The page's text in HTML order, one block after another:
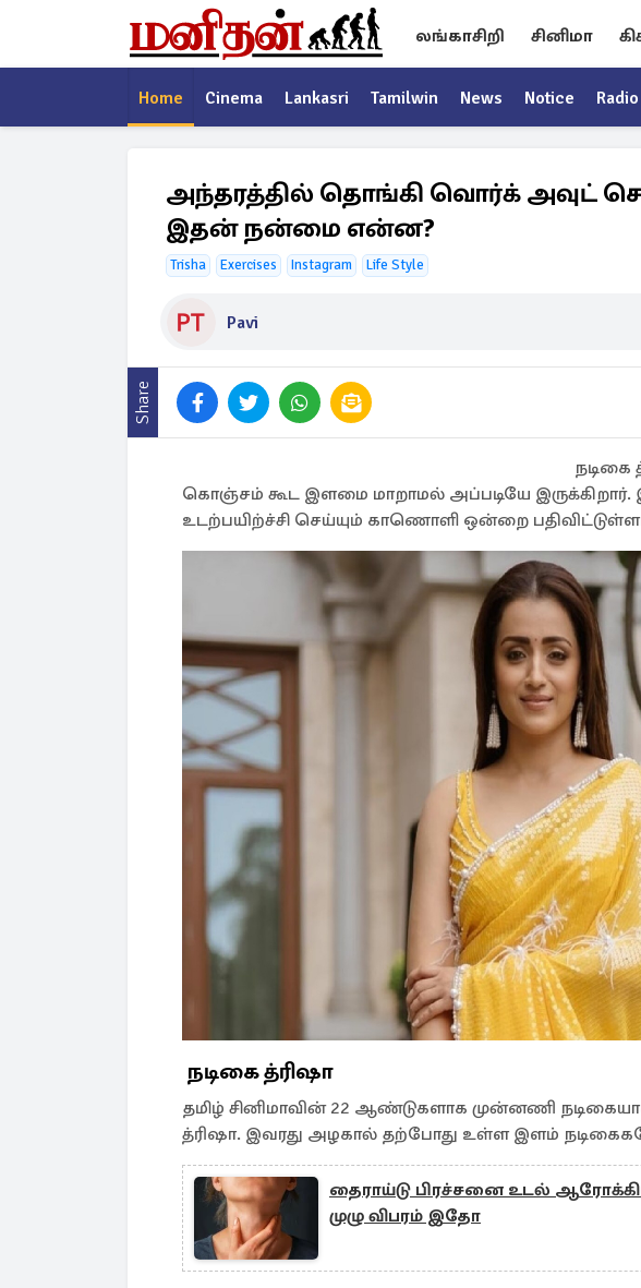
லங்காசிறி சினிமா
Home Cinema Lankasri Tamilwin News Notice Radio
அந்தரத்தில் தொங்கி வொர்க் அவுட்
இதன் நன்மை என்ன?
Trisha Exercises Instagram Life Style
Pavi
Share
நடிகை
கொஞ்சம் கூட இளமை மாறாமல் அப்படியே
உடற்பயிற்ச்சி செய்யும் காணொளி ஒன்றை
நடிகை த்ரிஷா
தமிழ் சினிமாவின் 22 ஆண்டுகளாக முன்னணி
த்ரிஷா. இவரது அழகால் தற்போது உள்ள இளம்
தைராய்டு பிரச்சனை உடல்
முழு விபரம் இதோ